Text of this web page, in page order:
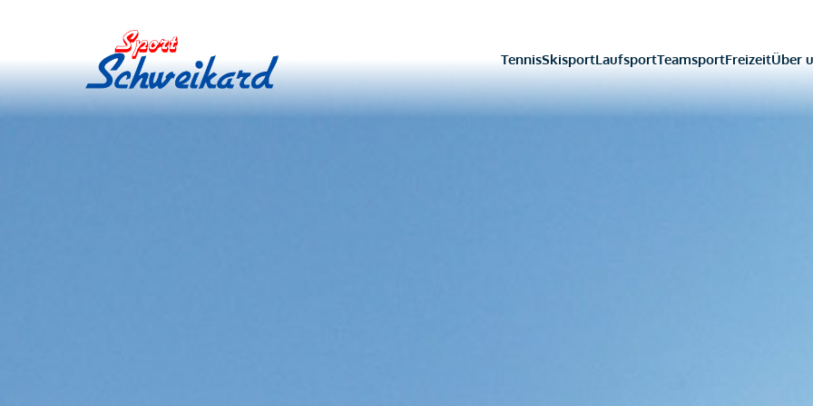
TennisSkisportLaufsportTeamsportFreizeitÜber
TennisSkisportLaufsportTeamsportFreizeitÜber